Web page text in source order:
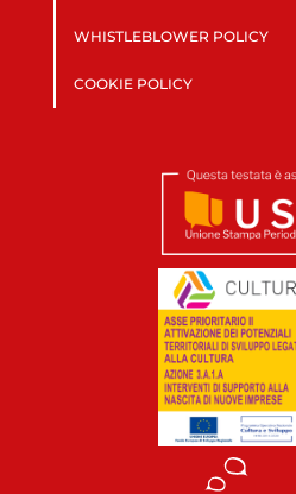
WHISTLEBLOWER POLICY
COOKIE POLICY